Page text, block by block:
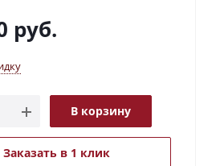
руб.
В корзину
Заказать в 1 клик